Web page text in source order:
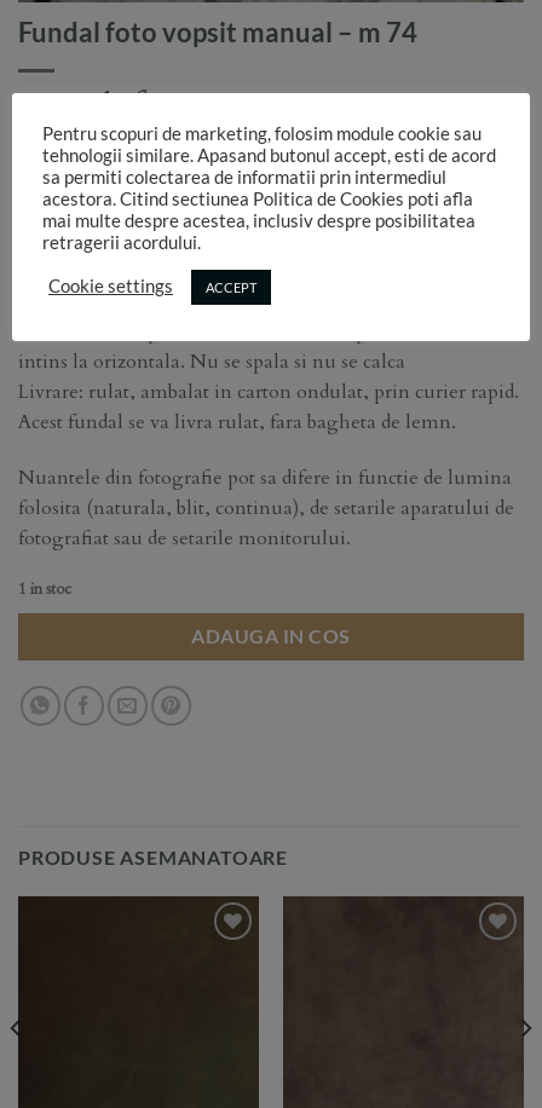
Fundal foto vopsit manual – m 74
300,00leifor 1 pcs.
Dimensiune: lungime 1,55 m x latime 1,10 m – se poate
folosi si pe verso
Tip fundal: vopsit manual
Material: canvas ( bumbac 100%)
Grosime material: 320g/mp
Finish: mat
intins la orizontala. Nu se spala si nu se calca
Livrare: rulat, ambalat in carton ondulat, prin curier rapid.
Acest fundal se va livra rulat, fara bagheta de lemn.
Nuantele din fotografie pot sa difere in functie de lumina
folosita (naturala, blit, continua), de setarile aparatului de
fotografiat sau de setarile monitorului.
1 in stoc
ADAUGA IN COS
PRODUSE ASEMANATOARE
Pentru scopuri de marketing, folosim module cookie sau
tehnologii similare. Apasand butonul accept, esti de acord
sa permiti colectarea de informatii prin intermediul
acestora. Citind sectiunea Politica de Cookies poti afla
mai multe despre acestea, inclusiv despre posibilitatea
retragerii acordului.
Cookie settings ACCEPT